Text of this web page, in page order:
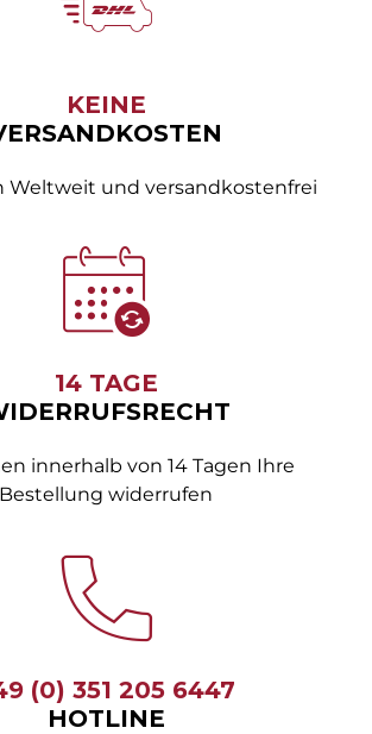
KEINE
Weltweit und versandkostenfrei
14 TAGE
innerhalb von 14 Tagen Ihre
Bestellung widerrufen
(0) 351 205 6447
HOTLINE